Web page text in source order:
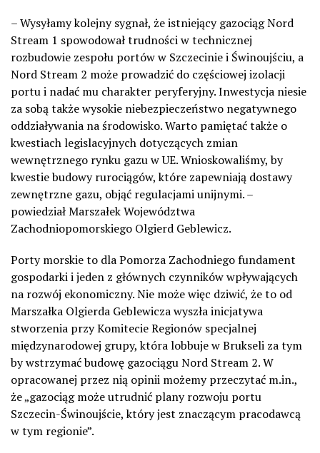
– Wysyłamy kolejny sygnał, że istniejący gazociąg Nord
Stream 1 spowodował trudności w technicznej
rozbudowie zespołu portów w Szczecinie i Świnoujściu, a
Nord Stream 2 może prowadzić do częściowej izolacji
portu i nadać mu charakter peryferyjny. Inwestycja niesie
za sobą także wysokie niebezpieczeństwo negatywnego
oddziaływania na środowisko. Warto pamiętać także o
kwestiach legislacyjnych dotyczących zmian
wewnętrznego rynku gazu w UE. Wnioskowaliśmy, by
kwestie budowy rurociągów, które zapewniają dostawy
zewnętrzne gazu, objąć regulacjami unijnymi. –
powiedział Marszałek Województwa
Zachodniopomorskiego Olgierd Geblewicz.
Porty morskie to dla Pomorza Zachodniego fundament
gospodarki i jeden z głównych czynników wpływających
na rozwój ekonomiczny. Nie może więc dziwić, że to od
Marszałka Olgierda Geblewicza wyszła inicjatywa
stworzenia przy Komitecie Regionów specjalnej
międzynarodowej grupy, która lobbuje w Brukseli za tym
by wstrzymać budowę gazociągu Nord Stream 2. W
opracowanej przez nią opinii możemy przeczytać m.in.,
że „gazociąg może utrudnić plany rozwoju portu
Szczecin-Świnoujście, który jest znaczącym pracodawcą
w tym regionie”.